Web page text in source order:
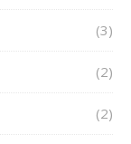
(3)
(2)
(2)